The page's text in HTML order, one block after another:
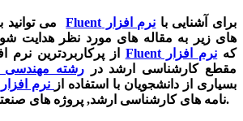
برای آشنایی با نرم افزار Fluentمی توانید
های زیر به مقاله های مورد نظر هدایت
که نرم افزارFluent از پرکاربردترین
مقطع کارشناسی ارشد دررشته مهندسی
بسیاری از دانشجویان با استفاده از نرم افزار
نامه های کارشناسی ارشد, پروژه های صنعتی و علمی می پردازند.